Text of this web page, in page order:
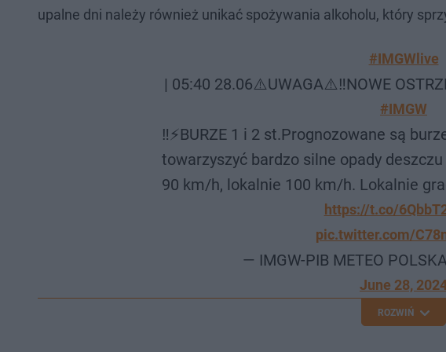
upalne dni należy również unikać spożywania alkoholu, który
#IMGWlive
| 05:40 28.06⚠️UWAGA⚠️‼️NOWE
#IMGW
‼️⚡BURZE 1 i 2 st.Prognozowane są
towarzyszyć bardzo silne opady
90 km/h, lokalnie 100 km/h. Lokalnie
https://t.co/
pic.twitter.com/
— IMGW-PIB METEO
June 28,
ROZWIŃ